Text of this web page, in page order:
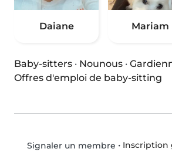
Daiane Mariam
Baby-sitters · Nounous ·
Offres d'emploi de baby-sitting
Signaler un membre • Inscription